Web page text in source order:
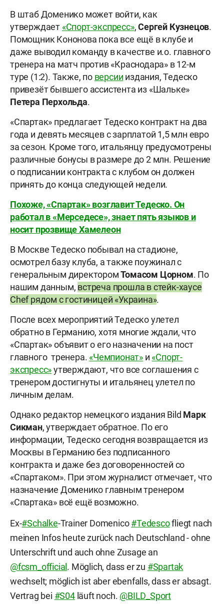
В штаб Доменико может войти, как
утверждает «Спорт-экспресс»,Сергей Кузнецов.
Помощник Кононова пока все ещё в клубе и
даже выводил команду в качестве и.о. главного
тренера на матч против «Краснодара» в 12-м
туре (1:2). Также, по версии издания, Тедеско
привезёт бывшего ассистента из «Шальке»
Петера Перхольда.
«Спартак» предлагает Тедеско контракт на два
года и девять месяцев с зарплатой 1,5 млн евро
за сезон. Кроме того, итальянцу предусмотрены
различные бонусы в размере до 2 млн. Решение
о подписании контракта с клубом он должен
принять до конца следующей недели.
Похоже, «Спартак» возглавит Тедеско. Он
работал в «Мерседесе», знает пять языков и
носит прозвище Хамелеон
В Москве Тедеско побывал на стадионе,
осмотрел базу клуба, а также поужинал с
генеральным директоромТомасом Цорном. По
нашим данным, встреча прошла в стейк-хаусе
Chef рядом с гостиницей «Украина».
После всех мероприятий Тедеско улетел
обратно в Германию, хотя многие ждали, что
«Спартак» объявит о его назначении на пост
главного тренера. «Чемпионат» и «Спорт-
экспресс»утверждают, что все соглашения с
тренером достигнуты и итальянец улетел по
личным делам.
Однако редактор немецкого издания Bild Марк
Сикман, утверждает обратное. По его
информации, Тедеско сегодня возвращается из
Москвы в Германию без подписанного
контракта и даже без договоренностей со
«Спартаком». При этом журналист отмечает, что
назначение Доменико главным тренером
«Спартака» всё ещё возможно.
Ex-#Schalke-Trainer Domenico#Tedescofliegt nach
meinen Infos heute zurück nach Deutschland - ohne
Unterschrift und auch ohne Zusage an
@fcsm_official. Möglich, dass er zu #Spartak
wechselt; möglich ist aber ebenfalls, dass er absagt.
Vertrag bei #S04läuft noch. @BILD_Sport